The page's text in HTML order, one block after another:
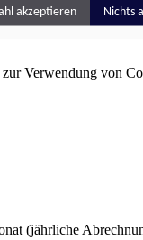
Verwendung von
(jährliche
akzeptieren Nichts